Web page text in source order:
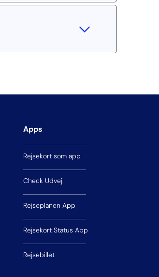
Apps
Rejsekort som app
Check Udvej
Rejseplanen App
Rejsekort Status App
Rejsebillet